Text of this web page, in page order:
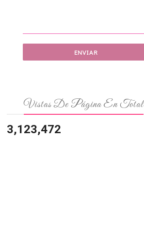
Vistas De Página En Total
3,123,472